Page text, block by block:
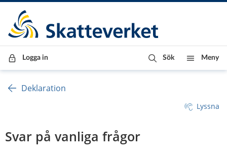
Till innehåll
Till navigationen
Till chattrobot
Logga in Sök Meny
Deklaration
Lyssna
Svar på vanliga frågor